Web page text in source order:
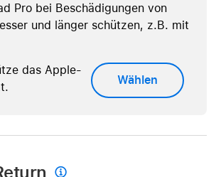
Pro bei Beschädigungen von
und länger schützen, z.B. mit
das Apple-
Wählen
